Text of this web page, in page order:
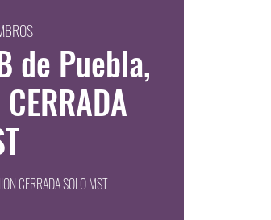
de Puebla,
CERRADA SOLO MST